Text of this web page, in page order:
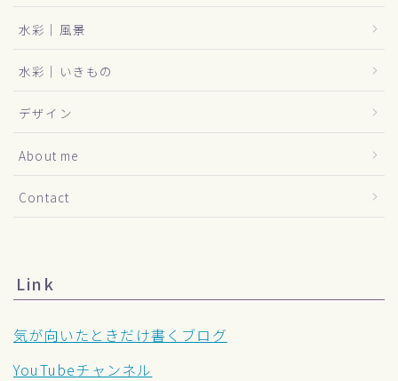
水彩｜風景
水彩｜いきもの
デザイン
About me
Contact
Link
気が向いたときだけ書くブログ
YouTubeチャンネル